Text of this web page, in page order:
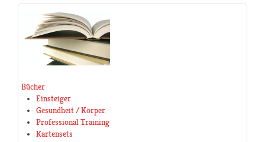
Bücher
Einsteiger
Gesundheit / Körper
Professional Training
Kartensets